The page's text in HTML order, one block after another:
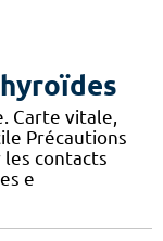
Carte vitale,
Précautions
contacts
e